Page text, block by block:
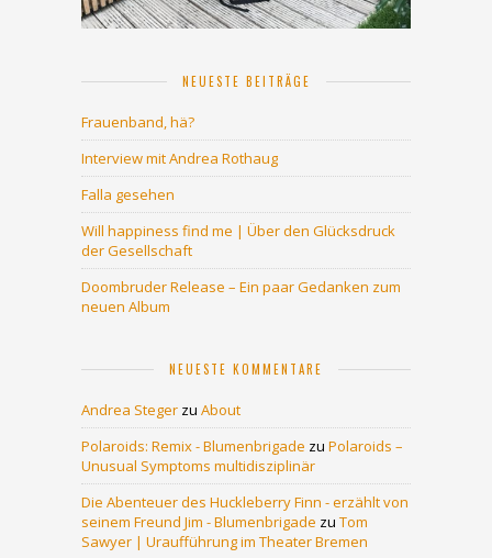
NEUESTE BEITRÄGE
Frauenband, hä?
Interview mit Andrea Rothaug
Falla gesehen
Will happiness find me | Über den Glücksdruck
der Gesellschaft
Doombruder Release – Ein paar Gedanken zum
neuen Album
NEUESTE KOMMENTARE
Andrea Steger zu About
Polaroids: Remix - Blumenbrigade zu Polaroids –
Unusual Symptoms multidisziplinär
Die Abenteuer des Huckleberry Finn - erzählt von
seinem Freund Jim - Blumenbrigade zu Tom
Sawyer | Uraufführung im Theater Bremen